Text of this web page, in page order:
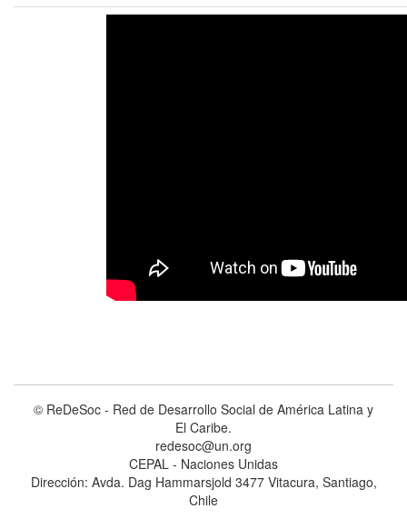
© ReDeSoc - Red de Desarrollo Social de América Latina y
El Caribe.
redesoc@un.org
CEPAL - Naciones Unidas
Dirección: Avda. Dag Hammarsjold 3477 Vitacura, Santiago,
Chile